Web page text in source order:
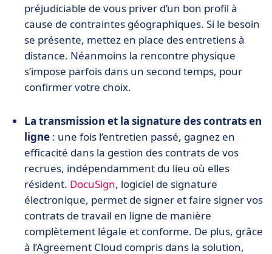
préjudiciable de vous priver d’un bon profil à
cause de contraintes géographiques. Si le besoin
se présente, mettez en place des entretiens à
distance. Néanmoins la rencontre physique
s’impose parfois dans un second temps, pour
confirmer votre choix.
La transmission et la signature des contrats en
ligne : une fois l’entretien passé, gagnez en
efficacité dans la gestion des contrats de vos
recrues, indépendamment du lieu où elles
résident. DocuSign, logiciel de signature
électronique, permet de signer et faire signer vos
contrats de travail en ligne de manière
complètement légale et conforme. De plus, grâce
à l’Agreement Cloud compris dans la solution,